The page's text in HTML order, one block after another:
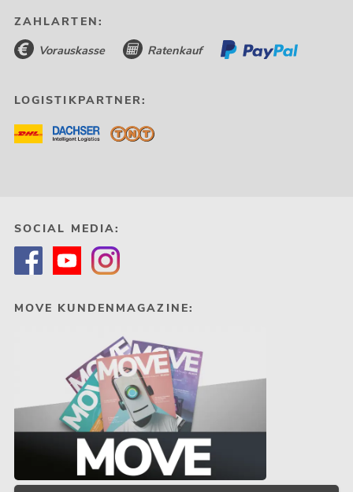
ZAHLARTEN:
Vorauskasse Ratenkauf
LOGISTIKPARTNER:
SOCIAL MEDIA:
MOVE KUNDENMAGAZINE: